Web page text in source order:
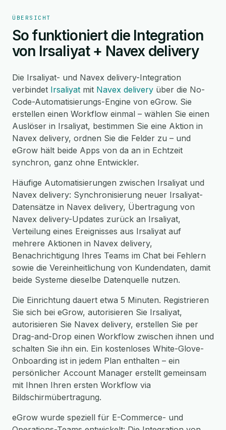
ÜBERSICHT
So funktioniert die Integration
von Irsaliyat + Navex delivery
Die Irsaliyat- und Navex delivery-Integration
verbindet Irsaliyat mit Navex delivery über die No-
Code-Automatisierungs-Engine von eGrow. Sie
erstellen einen Workflow einmal – wählen Sie einen
Auslöser in Irsaliyat, bestimmen Sie eine Aktion in
Navex delivery, ordnen Sie die Felder zu – und
eGrow hält beide Apps von da an in Echtzeit
synchron, ganz ohne Entwickler.
Häufige Automatisierungen zwischen Irsaliyat und
Navex delivery: Synchronisierung neuer Irsaliyat-
Datensätze in Navex delivery, Übertragung von
Navex delivery-Updates zurück an Irsaliyat,
Verteilung eines Ereignisses aus Irsaliyat auf
mehrere Aktionen in Navex delivery,
Benachrichtigung Ihres Teams im Chat bei Fehlern
sowie die Vereinheitlichung von Kundendaten, damit
beide Systeme dieselbe Datenquelle nutzen.
Die Einrichtung dauert etwa 5 Minuten. Registrieren
Sie sich bei eGrow, autorisieren Sie Irsaliyat,
autorisieren Sie Navex delivery, erstellen Sie per
Drag-and-Drop einen Workflow zwischen ihnen und
schalten Sie ihn ein. Ein kostenloses White-Glove-
Onboarding ist in jedem Plan enthalten – ein
persönlicher Account Manager erstellt gemeinsam
mit Ihnen Ihren ersten Workflow via
Bildschirmübertragung.
eGrow wurde speziell für E-Commerce- und